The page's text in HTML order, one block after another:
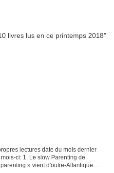
lectures date du mois dernier
ci: 1. Le slow Parenting de